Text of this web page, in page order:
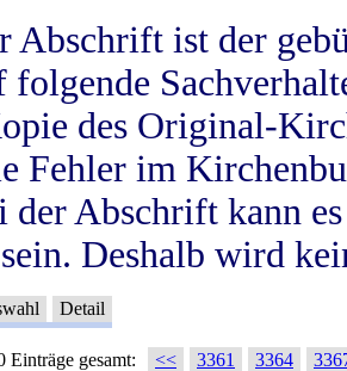
Abschrift ist der
folgende
des Original-
Fehler im
der Abschrift kann
Deshalb wird
Detail
Einträge gesamt: << 3361 3364